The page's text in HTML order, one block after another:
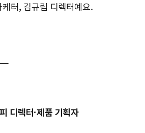
터, 김규림 디렉터예요.
디렉터·제품 기획자